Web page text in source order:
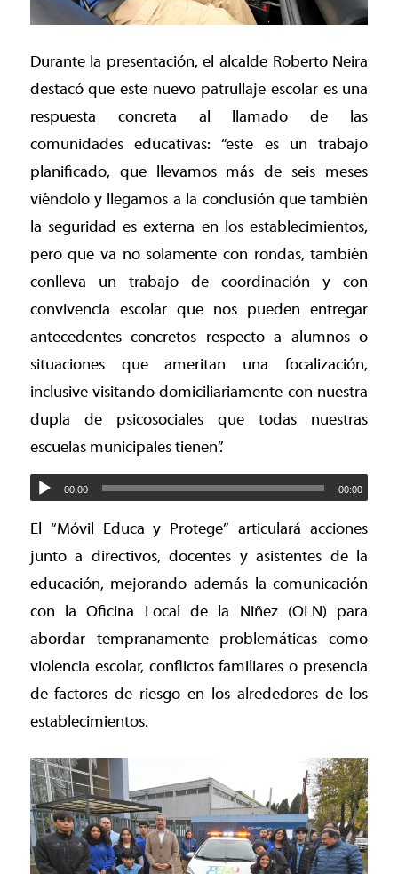
Durante la presentación, el alcalde Roberto Neira
destacó que este nuevo patrullaje escolar es una
respuesta concreta al llamado de las
comunidades educativas: “este es un trabajo
planificado, que llevamos más de seis meses
viéndolo y llegamos a la conclusión que también
la seguridad es externa en los establecimientos,
pero que va no solamente con rondas, también
conlleva un trabajo de coordinación y con
convivencia escolar que nos pueden entregar
antecedentes concretos respecto a alumnos o
situaciones que ameritan una focalización,
inclusive visitando domiciliariamente con nuestra
dupla de psicosociales que todas nuestras
escuelas municipales tienen”.
00:00 00:00
El “Móvil Educa y Protege” articulará acciones
junto a directivos, docentes y asistentes de la
educación, mejorando además la comunicación
con la Oficina Local de la Niñez (OLN) para
abordar tempranamente problemáticas como
violencia escolar, conflictos familiares o presencia
de factores de riesgo en los alrededores de los
establecimientos.